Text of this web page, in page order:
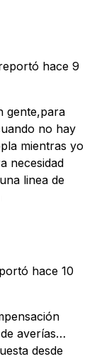
hace 9
gente,para
no hay
mientras yo
necesidad
linea de
hace 10
averías…
desde